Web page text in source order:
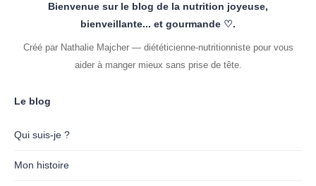
Bienvenue sur le blog de la nutrition joyeuse,
bienveillante... et gourmande ♡.
Créé par Nathalie Majcher — diététicienne-nutritionniste pour vous
aider à manger mieux sans prise de tête.
Le blog
Qui suis-je ?
Mon histoire